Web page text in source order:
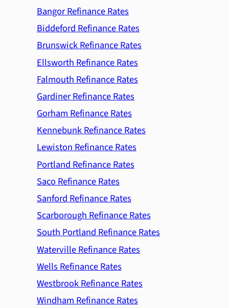
Bangor Refinance Rates
Biddeford Refinance Rates
Brunswick Refinance Rates
Ellsworth Refinance Rates
Falmouth Refinance Rates
Gardiner Refinance Rates
Gorham Refinance Rates
Kennebunk Refinance Rates
Lewiston Refinance Rates
Portland Refinance Rates
Saco Refinance Rates
Sanford Refinance Rates
Scarborough Refinance Rates
South Portland Refinance Rates
Waterville Refinance Rates
Wells Refinance Rates
Westbrook Refinance Rates
Windham Refinance Rates